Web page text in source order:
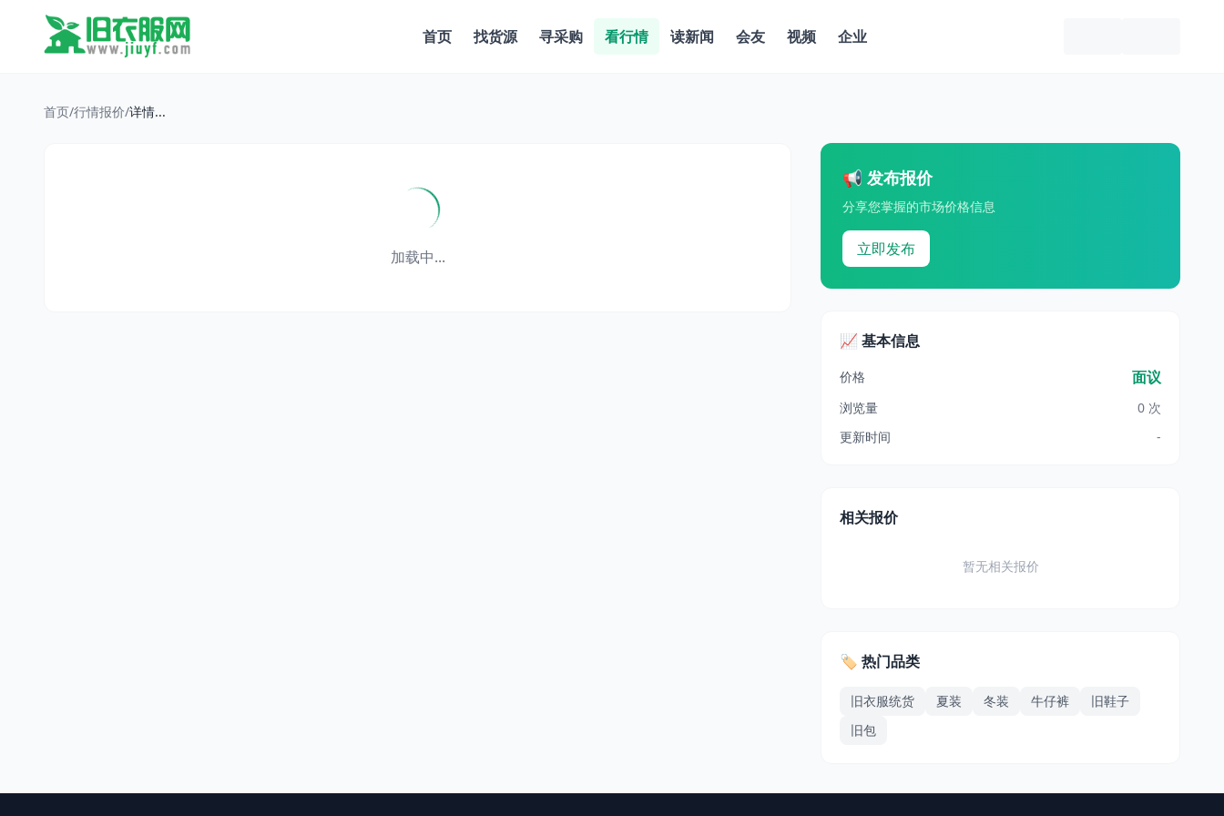
首页 找货源 寻采购 看行情 读新闻 会友 视频 企业
首页/行情报价/详情...
加载中...
📢 发布报价
分享您掌握的市场价格信息
立即发布
📈 基本信息
价格 面议
浏览量
0 次
更新时间
-
相关报价
暂无相关报价
🏷️ 热门品类
旧衣服统货 夏装 冬装 牛仔裤
旧鞋子
旧包